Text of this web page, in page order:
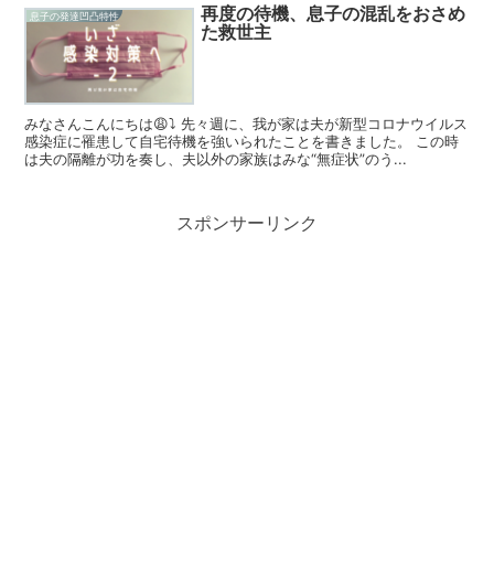
息子の発達凹凸特性
再度の待機、息子の混乱をおさめ
た救世主
みなさんこんにちは😩⤵️ 先々週に、我が家は夫が新型コロナウイルス
感染症に罹患して自宅待機を強いられたことを書きました。 この時
は夫の隔離が功を奏し、夫以外の家族はみな“無症状”のう...
スポンサーリンク